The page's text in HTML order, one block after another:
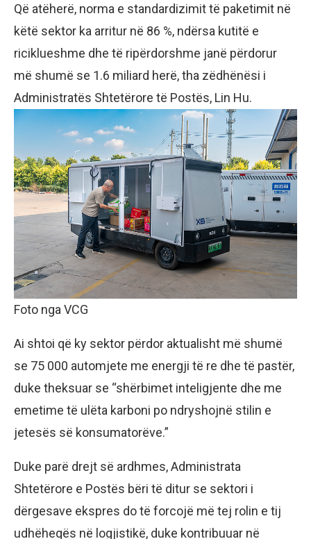
Që atëherë, norma e standardizimit të paketimit në
këtë sektor ka arritur në 86 %, ndërsa kutitë e
riciklueshme dhe të ripërdorshme janë përdorur
më shumë se 1.6 miliard herë, tha zëdhënësi i
Administratës Shtetërore të Postës, Lin Hu.
Foto nga VCG
Ai shtoi që ky sektor përdor aktualisht më shumë
se 75 000 automjete me energji të re dhe të pastër,
duke theksuar se “shërbimet inteligjente dhe me
emetime të ulëta karboni po ndryshojnë stilin e
jetesës së konsumatorëve.”
Duke parë drejt së ardhmes, Administrata
Shtetërore e Postës bëri të ditur se sektori i
dërgesave ekspres do të forcojë më tej rolin e tij
udhëheqës në logjistikë, duke kontribuuar në